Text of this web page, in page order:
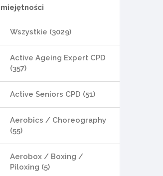
Wszystkie (3029)
Active Ageing Expert CPD
(357)
Active Seniors CPD (51)
Aerobics / Choreography
(55)
Aerobox / Boxing /
Piloxing (5)